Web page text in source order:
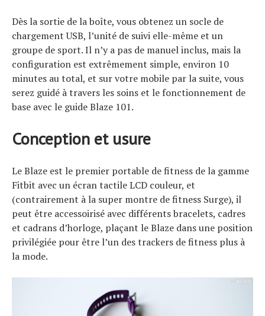
Dès la sortie de la boîte, vous obtenez un socle de
chargement USB, l’unité de suivi elle-même et un
groupe de sport. Il n’y a pas de manuel inclus, mais la
configuration est extrêmement simple, environ 10
minutes au total, et sur votre mobile par la suite, vous
serez guidé à travers les soins et le fonctionnement de
base avec le guide Blaze 101.
Conception et usure
Le Blaze est le premier portable de fitness de la gamme
Fitbit avec un écran tactile LCD couleur, et
(contrairement à la super montre de fitness Surge), il
peut être accessoirisé avec différents bracelets, cadres
et cadrans d’horloge, plaçant le Blaze dans une position
privilégiée pour être l’un des trackers de fitness plus à
la mode.